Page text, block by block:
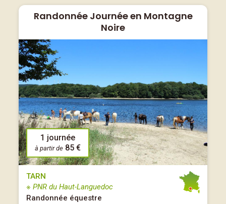
Randonnée Journée en Montagne
Noire
1 journée
à partir de 85 €
TARN
※ PNR du Haut-Languedoc
Randonnée équestre